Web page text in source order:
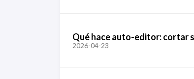
Qué hace auto-editor: cortar
2026-04-23